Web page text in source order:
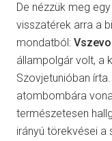
De nézzük meg
visszatérek arra a
mondatból:
állampolgár volt, a
Szovjetunióban
atombombára
természetesen
irányú törekvései a